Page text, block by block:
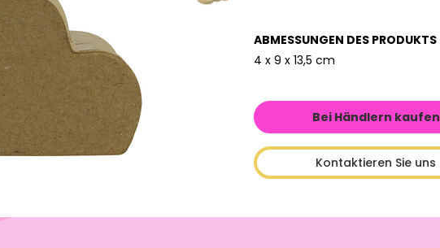
ABMESSUNGEN DES PRODUKTS
4 x 9 x 13,5 cm
Bei Händlern kaufen
Kontaktieren Sie uns